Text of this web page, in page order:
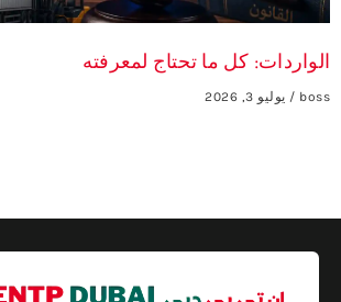
الواردات: كل ما تحتاج لمعرفته
boss يوليو 3, 2026